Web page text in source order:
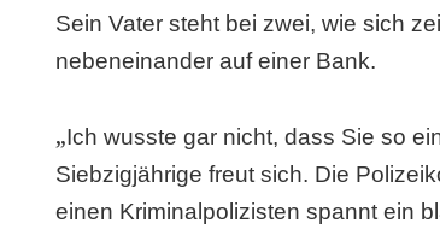
Sein Vater steht bei zwei, wie sich
nebeneinander auf einer Bank.
„Ich wusste gar nicht, dass Sie so
Siebzigjährige freut sich. Die
einen Kriminalpolizisten spannt ein